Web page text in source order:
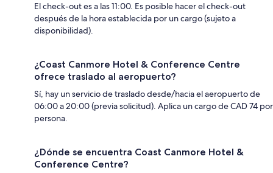
El check-out es a las 11:00. Es posible hacer el check-out
después de la hora establecida por un cargo (sujeto a
disponibilidad).
¿Coast Canmore Hotel & Conference Centre
ofrece traslado al aeropuerto?
Sí, hay un servicio de traslado desde/hacia el aeropuerto de
06:00 a 20:00 (previa solicitud). Aplica un cargo de CAD 74 por
persona.
¿Dónde se encuentra Coast Canmore Hotel &
Conference Centre?